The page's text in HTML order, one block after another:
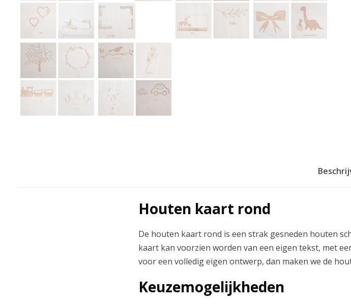
Houten kaart rond
De houten kaart rond is een strak gesneden houten
kaart kan voorzien worden van een eigen tekst, met
voor een volledig eigen ontwerp, dan maken we de
Keuzemogelijkheden